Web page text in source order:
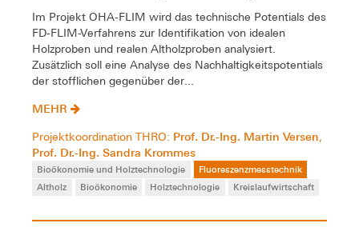
Im Projekt OHA-FLIM wird das technische Potentials des
FD-FLIM-Verfahrens zur Identifikation von idealen
Holzproben und realen Altholzproben analysiert.
Zusätzlich soll eine Analyse des Nachhaltigkeitspotentials
der stofflichen gegenüber der...
MEHR
Projektkoordination THRO: Prof. Dr.-Ing. Martin Versen,
Prof. Dr.-Ing. Sandra Krommes
Bioökonomie und Holztechnologie
Fluoreszenzmesstechnik
Altholz
Bioökonomie Holztechnologie Kreislaufwirtschaft